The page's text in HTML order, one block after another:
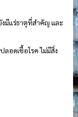
มีแร่ธาตุที่สำคัญ และ
อดเชื้อโรค ไม่มีสิ่ง